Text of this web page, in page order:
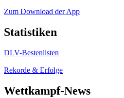
Zum Download der App
Statistiken
DLV-Bestenlisten
Rekorde & Erfolge
Wettkampf-News